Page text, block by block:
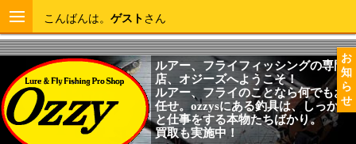
お
知
ら
せ
こんばんは。 ゲスト さん
ルアー、フライフィッシングの専門
店、オジーズへようこそ！
ルアー、フライのことなら何でもお
任せ。ozzysにある釣具は、しっかり
と仕事をする本物たちばかり。
買取も実施中！